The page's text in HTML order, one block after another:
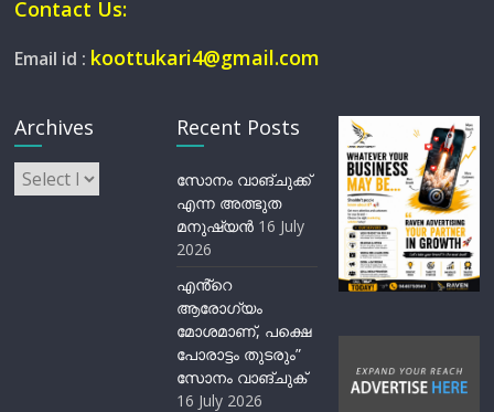
Contact Us:
Email id : koottukari4@gmail.com
Archives
Archives
Recent Posts
സോനം വാങ്ചുക്ക്
എന്ന അത്ഭുത
മനുഷ്യന്‍ 16 July
2026
എൻ്റെ
ആരോഗ്യം
മോശമാണ്, പക്ഷെ
പോരാട്ടം തുടരും”
സോനം വാങ്ചുക്
16 July 2026